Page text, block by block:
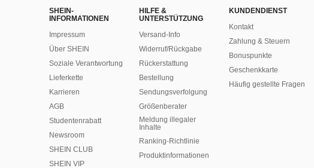
SHEIN-
INFORMATIONEN
Impressum
Über SHEIN
Soziale Verantwortung
Lieferkette
Karrieren
AGB
Studentenrabatt
Newsroom
SHEIN CLUB
SHEIN VIP
HILFE &
UNTERSTÜTZUNG
Versand-Info
Widerruf/Rückgabe
Rückerstattung
Bestellung
Sendungsverfolgung
Größenberater
Meldung illegaler
Inhalte
Ranking-Richtlinie
​Produktinformationen
KUNDENDIENST
Kontakt
Zahlung & Steuern
Bonuspunkte
Geschenkkarte
Häufig gestellte Fragen